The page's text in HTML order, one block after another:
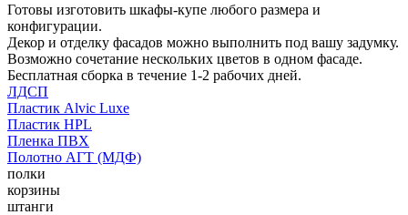
Готовы изготовить шкафы-купе любого размера и
конфигурации.
Декор и отделку фасадов можно выполнить под вашу задумку.
Возможно сочетание нескольких цветов в одном фасаде.
Бесплатная сборка в течение 1-2 рабочих дней.
ЛДСП
Пластик Alvic Luxe
Пластик HPL
Пленка ПВХ
Полотно АГТ (МДФ)
полки
корзины
штанги